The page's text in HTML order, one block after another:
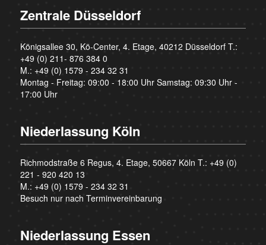
Zentrale Düsseldorf
Königsallee 30, Kö-Center, 4. Etage, 40212 Düsseldorf T.:
+49 (0) 211- 876 384 0
M.: +49 (0) 1579 - 234 32 31
Montag - Freitag: 09:00 - 18:00 Uhr Samstag: 09:30 Uhr -
17:00 Uhr
Niederlassung Köln
Richmodstraße 6 Regus, 4. Etage, 50667 Köln T.: +49 (0)
221 - 920 420 13
M.: +49 (0) 1579 - 234 32 31
Besuch nur nach Terminvereinbarung
Niederlassung Essen